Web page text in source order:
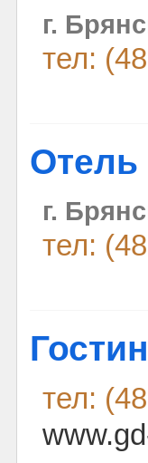
г.
тел:
г.
тел:
тел: